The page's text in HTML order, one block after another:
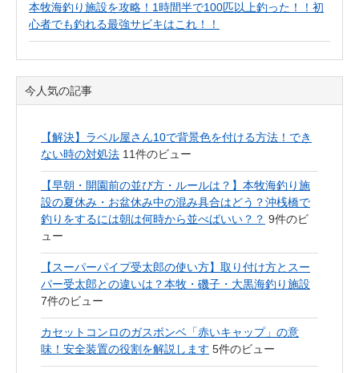
本牧海釣り施設を攻略！1時間半で100匹以上釣った！！初
心者でも釣れる最強サビキはこれ！！
今人気の記事
【解決】ラベル屋さん10で背景色を付ける方法！でき
ない時の対処法 11件のビュー
【早朝・開園前の並び方・ルールは？】本牧海釣り施
設の夏休み・お盆休み中の混み具合はどう？沖桟橋で
釣りをするには朝は何時から並べばいい？？ 9件のビ
ュー
【スーパーパイプ受太郎の使い方】取り付け方とスー
パー受太郎との違いは？本牧・磯子・大黒海釣り施設
7件のビュー
カセットコンロのガスボンベ「赤いキャップ」の意
味！安全装置の役割を解説します 5件のビュー